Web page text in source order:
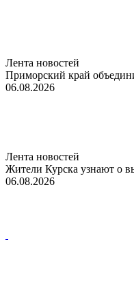
Лента новостей
Приморский край
06.08.2026
Лента новостей
Жители Курска узнают о
06.08.2026